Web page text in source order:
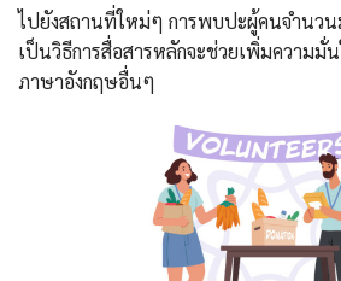
ไปยังสถานที่ใหม่ๆ การพบปะผู้คนจำนว
เป็นวิธีการสื่อสารหลักจะช่วยเพิ่มความ
ภาษาอังกฤษอื่นๆ